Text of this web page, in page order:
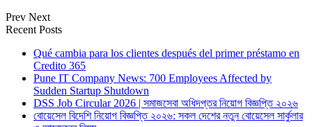
Prev Next
Recent Posts
Qué cambia para los clientes después del primer préstamo en
Credito 365
Pune IT Company News: 700 Employees Affected by
Sudden Startup Shutdown
DSS Job Circular 2026 | সমাজসেবা অধিদপ্তর নিয়োগ বিজ্ঞপ্তি ২০২৬
বোয়েসেল বিদেশি নিয়োগ বিজ্ঞপ্তি ২০২৬: সকল দেশের নতুন বোয়েসেল সার্কুলার